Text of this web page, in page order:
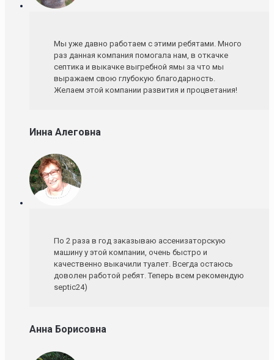
Мы уже давно работаем с этими ребятами. Много
раз данная компания помогала нам, в откачке
септика и выкачке выгребной ямы за что мы
выражаем свою глубокую благодарность.
Желаем этой компании развития и процветания!
Инна Алеговна
По 2 раза в год заказываю ассенизаторскую
машину у этой компании, очень быстро и
качественно выкачили туалет. Всегда остаюсь
доволен работой ребят. Теперь всем рекомендую
septic24)
Анна Борисовна